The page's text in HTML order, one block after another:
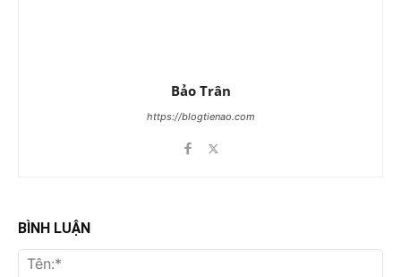
Bảo Trân
https://blogtienao.com
BÌNH LUẬN